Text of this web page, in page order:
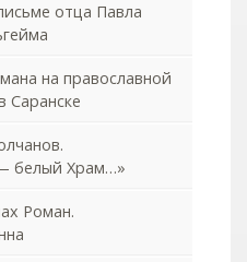
отца Павла
на православной
Саранске
белый Храм…»
Роман.